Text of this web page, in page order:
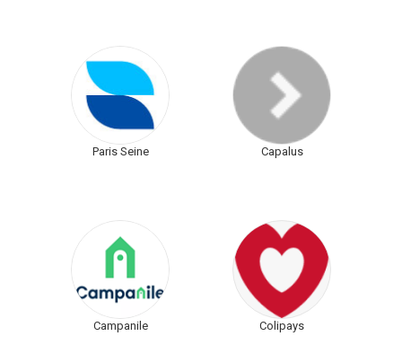
Paris Seine Capalus
Campanile Colipays